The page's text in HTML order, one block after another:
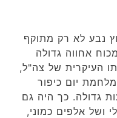
נבע לא רק מתוקף
אחווה גדולה
העיקרית של צה"ל,
יום כיפור
גדולה. כך היה גם
שלי ושל אלפים כמוני,